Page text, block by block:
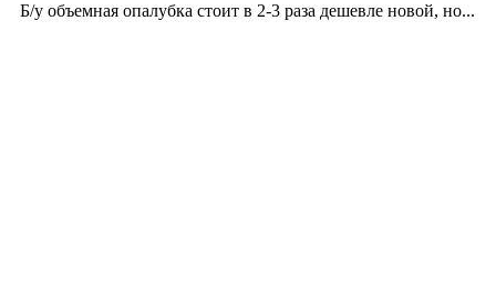
Б/у объемная опалубка стоит в 2-3 раза дешевле новой, но...